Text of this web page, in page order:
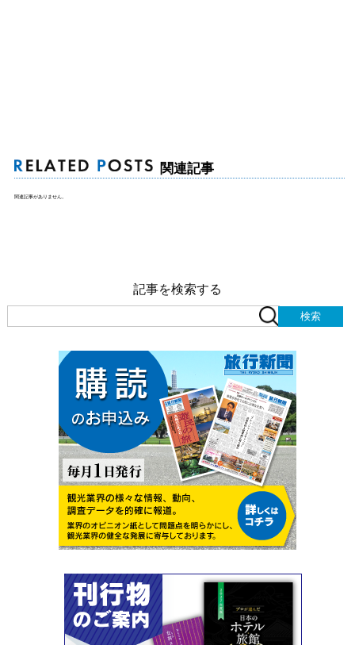
関連記事
関連記事がありません。
記事を検索する